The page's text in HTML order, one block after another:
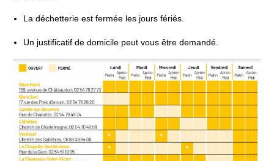
La déchetterie est fermée les jours fériés.
Un justificatif de domicile peut vous être demandé.